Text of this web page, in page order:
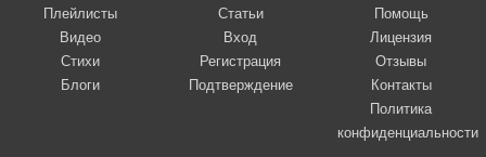
Плейлисты
Видео
Стихи
Блоги
Статьи
Вход
Регистрация
Подтверждение
Помощь
Лицензия
Отзывы
Контакты
Политика
конфиденциальности